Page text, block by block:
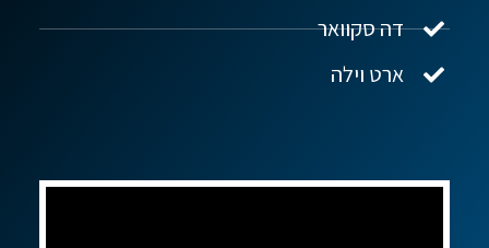
דה סקוואר
ארט וילה